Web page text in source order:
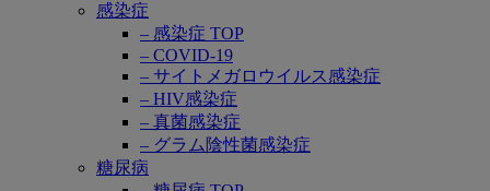
感染症
– 感染症 TOP
– COVID-19
– サイトメガロウイルス感染症
– HIV感染症
– 真菌感染症
– グラム陰性菌感染症
糖尿病